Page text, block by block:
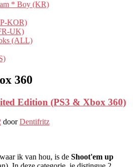
* Boy (KR)
KOR)
UK)
(ALL)
360
Edition (PS3 & Xbox 360)
doorDentifritz
ik van hou, is de Shoot'em up